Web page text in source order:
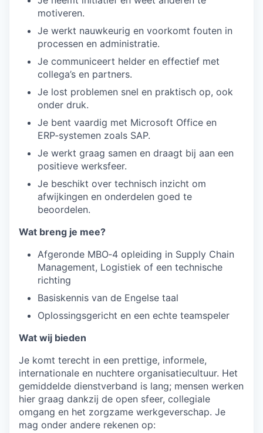
motiveren.
Je werkt nauwkeurig en voorkomt fouten in
processen en administratie.
Je communiceert helder en effectief met
collega’s en partners.
Je lost problemen snel en praktisch op, ook
onder druk.
Je bent vaardig met Microsoft Office en
ERP‑systemen zoals SAP.
Je werkt graag samen en draagt bij aan een
positieve werksfeer.
Je beschikt over technisch inzicht om
afwijkingen en onderdelen goed te
beoordelen.
Wat breng je mee?
Afgeronde MBO‑4 opleiding in Supply Chain
Management, Logistiek of een technische
richting
Basiskennis van de Engelse taal
Oplossingsgericht en een echte teamspeler
Wat wij bieden
Je komt terecht in een prettige, informele,
internationale en nuchtere organisatiecultuur. Het
gemiddelde dienstverband is lang; mensen werken
hier graag dankzij de open sfeer, collegiale
omgang en het zorgzame werkgeverschap. Je
mag onder andere rekenen op: